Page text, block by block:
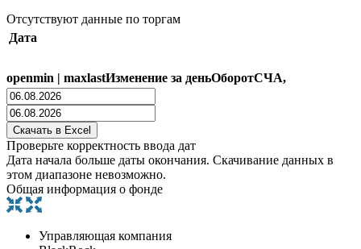
Отсутствуют данные по торгам
Дата
openmin maxlastИзменение за деньОборотСЧА,
Проверьте корректность ввода дат
Дата начала больше даты окончания. Скачивание данных в
этом диапазоне невозможно.
Общая информация о фонде
Управляющая компания